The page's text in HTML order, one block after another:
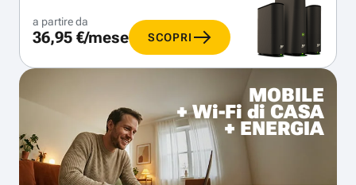
a partire da
36,95 €/mese SCOPRI
MOBILE
+ Wi-Fi di CASA
+ ENERGIA